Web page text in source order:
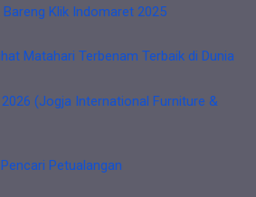
Klik Indomaret 2025
Matahari Terbenam Terbaik di Dunia
(Jogja International Furniture &
Petualangan